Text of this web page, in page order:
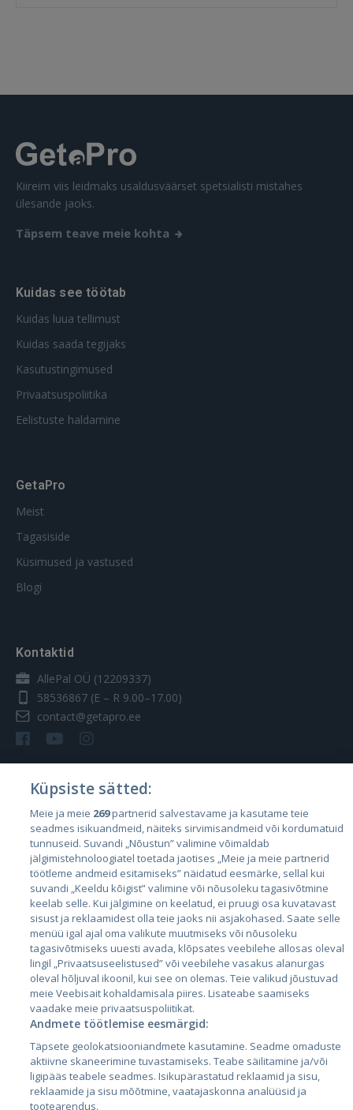
Kiireim viis leidmaks usaldusväärset spetsialisti mistahes
ülesande jaoks.
Täpsem teave meie kohta
Kuidas see töötab
Kuidas luua tellimust
Kuidas saada tegijaks
Kasutustingimused
Privaatsuspoliitika
Eelistuste haldamine
GetaPro
Meist
Tagasiside
Küsimused ja vastused
Blogi
Kontaktid
AllePal OÜ (12209337)
58536867 (E – R 9.00–17.00)
contact@getapro.ee
Riigid
Eesti
Läti
Leedu
City24.lv
City24.ee
GetaPro.lv
GetaPro.ee
CVbankas.lt
Kainos.lt
Paslaugos.lt
auto24.ee
Küpsiste sätted:
Meie ja meie 269partnerid salvestavame ja kasutame teie
seadmes isikuandmeid, näiteks sirvimisandmeid või kordumatuid
tunnuseid. Suvandi „Nõustun” valimine võimaldab
jälgimistehnoloogiatel toetada jaotises „Meie ja meie partnerid
töötleme andmeid esitamiseks” näidatud eesmärke, sellal kui
suvandi „Keeldu kõigist” valimine või nõusoleku tagasivõtmine
keelab selle. Kui jälgimine on keelatud, ei pruugi osa kuvatavast
sisust ja reklaamidest olla teie jaoks nii asjakohased. Saate selle
menüü igal ajal oma valikute muutmiseks või nõusoleku
tagasivõtmiseks uuesti avada, klõpsates veebilehe allosas oleval
lingil „Privaatsuseelistused” või veebilehe vasakus alanurgas
oleval hõljuval ikoonil, kui see on olemas. Teie valikud jõustuvad
meie Veebisait kohaldamisala piires. Lisateabe saamiseks
vaadake meie privaatsuspoliitikat.
Andmete töötlemise eesmärgid:
Täpsete geolokatsiooniandmete kasutamine. Seadme omaduste
aktiivne skaneerimine tuvastamiseks. Teabe säilitamine ja/või
ligipääs teabele seadmes. Isikupärastatud reklaamid ja sisu,
reklaamide ja sisu mõõtmine, vaatajaskonna analüüsid ja
tootearendus.